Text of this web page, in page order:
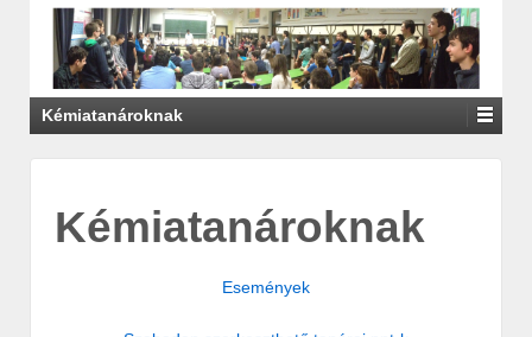
Kémiatanároknak
Kémiatanároknak
Események